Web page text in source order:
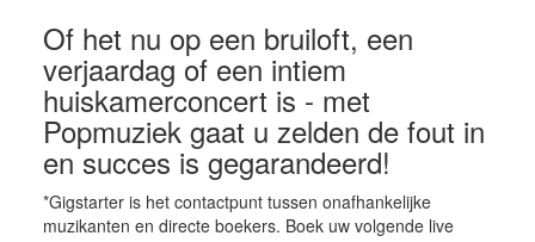
Of het nu op een bruiloft, een
verjaardag of een intiem
huiskamerconcert is - met
Popmuziek gaat u zelden de fout in
en succes is gegarandeerd!
*Gigstarter is het contactpunt tussen onafhankelijke
muzikanten en directe boekers. Boek uw volgende live